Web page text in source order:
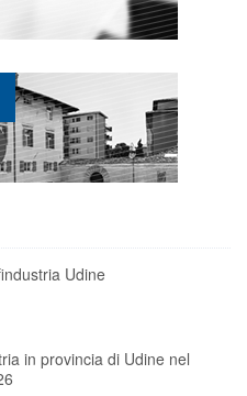
Udine
in provincia di Udine nel